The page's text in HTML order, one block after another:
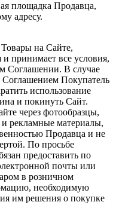
площадка Продавца,
адресу.
Товары на Сайте,
и принимает все условия,
Соглашении. В случае
Соглашением Покупатель
использование
и покинуть Сайт.
через фотообразцы,
и рекламные материалы,
Продавца и не
По просьбе
предоставить по
почты или
в розничном
необходимую
им решения о покупке